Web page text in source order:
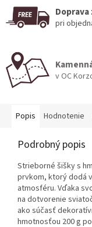
pri
v OC
Popis Hodnotenie
Podrobný popis
Strieborné šišky s
prvkom, ktorý dodá
atmosféru. Vďaka
na dotvorenie
ako súčasť
hmotnosťou 200 g